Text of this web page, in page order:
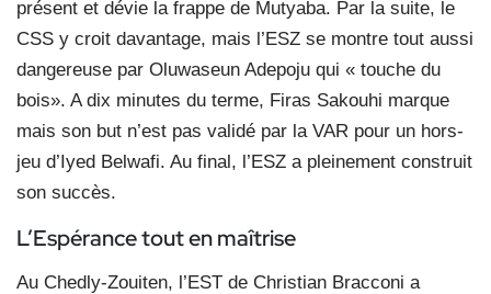
présent et dévie la frappe de Mutyaba. Par la suite, le
CSS y croit davantage, mais l’ESZ se montre tout aussi
dangereuse par Oluwaseun Adepoju qui « touche du
bois». A dix minutes du terme, Firas Sakouhi marque
mais son but n’est pas validé par la VAR pour un hors-
jeu d’Iyed Belwafi. Au final, l’ESZ a pleinement construit
son succès.
L’Espérance touten maîtrise
Au Chedly-Zouiten, l’EST de Christian Bracconi a